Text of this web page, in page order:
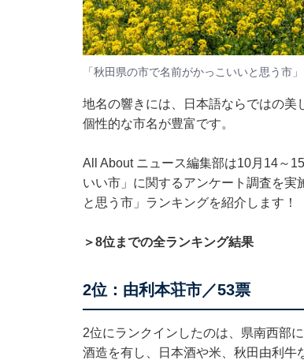
「秋田県の市で名前がかっこいいと思う市
地名の響きには、日本語ならではの美
個性的な市名が豊富です。
All About ニュース編集部は10月14～
いい市」に関するアンケート調査を
と思う市」ランキングを紹介します！
＞8位までの全ランキング結果
2位：由利本荘市／53票
2位にランクインしたのは、県南西部
酒造を有し、日本酒や米、秋田由利牛